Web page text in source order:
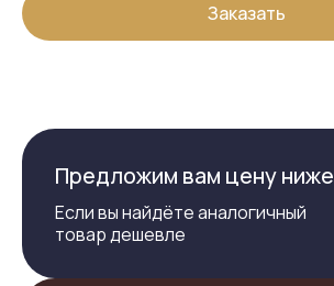
Заказать
Предложим вам цену ниже
Если вы найдёте аналогичный
товар дешевле